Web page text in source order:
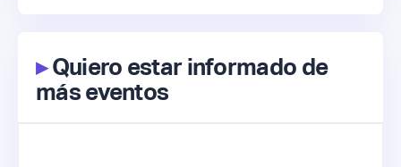
▸Quiero estar informado de
más eventos